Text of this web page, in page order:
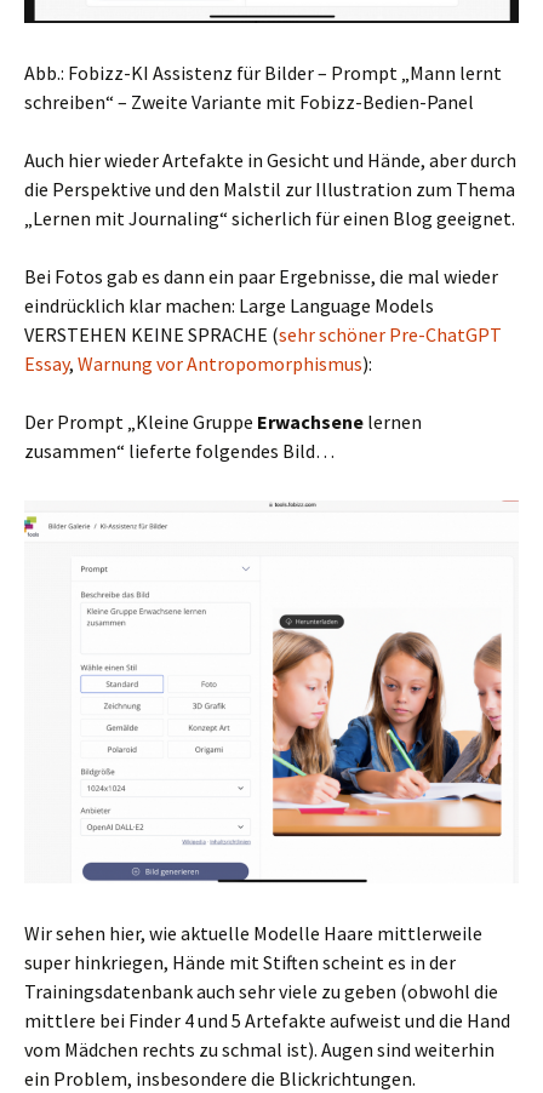
Abb.: Fobizz-KI Assistenz für Bilder – Prompt „Mann lernt
schreiben“ – Zweite Variante mit Fobizz-Bedien-Panel
Auch hier wieder Artefakte in Gesicht und Hände, aber durch
die Perspektive und den Malstil zur Illustration zum Thema
„Lernen mit Journaling“ sicherlich für einen Blog geeignet.
Bei Fotos gab es dann ein paar Ergebnisse, die mal wieder
eindrücklich klar machen: Large Language Models
VERSTEHEN KEINE SPRACHE (sehr schöner Pre-ChatGPT
Essay, Warnung vor Antropomorphismus):
Der Prompt „Kleine Gruppe Erwachsene lernen
zusammen“ lieferte folgendes Bild…
Wir sehen hier, wie aktuelle Modelle Haare mittlerweile
super hinkriegen, Hände mit Stiften scheint es in der
Trainingsdatenbank auch sehr viele zu geben (obwohl die
mittlere bei Finder 4 und 5 Artefakte aufweist und die Hand
vom Mädchen rechts zu schmal ist). Augen sind weiterhin
ein Problem, insbesondere die Blickrichtungen.